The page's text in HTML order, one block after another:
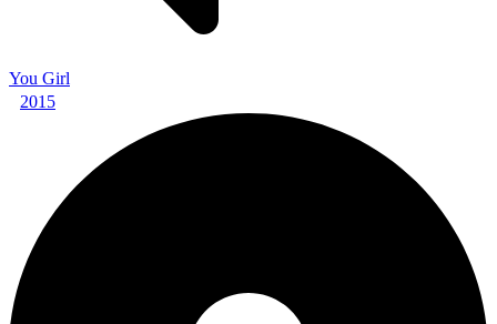
You Girl
2015